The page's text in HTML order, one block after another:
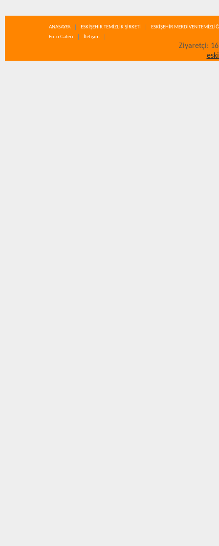
ANASAYFA ESKİŞEHİR TEMİZLİK ŞİRKETİ
ESKİŞEHİR MERDİVEN
Foto Galeri
İletişim
Ziyaretçi: